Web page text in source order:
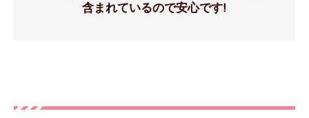
含まれているので安心です!